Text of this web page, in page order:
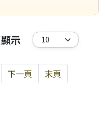
示
下一頁 末頁